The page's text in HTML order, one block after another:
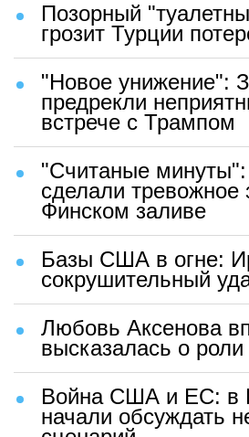
Позорный
грозит Турции
"Новое унижение":
предрекли
встрече с Трампом
"Считаные
сделали тревожное
Финском заливе
Базы США в огне:
сокрушительный
Любовь Аксенова
высказалась о
Война США и ЕС: в
начали обсуждать